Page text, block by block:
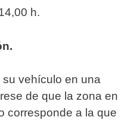
h.
vehículo en una
de que la zona en
corresponde a la que